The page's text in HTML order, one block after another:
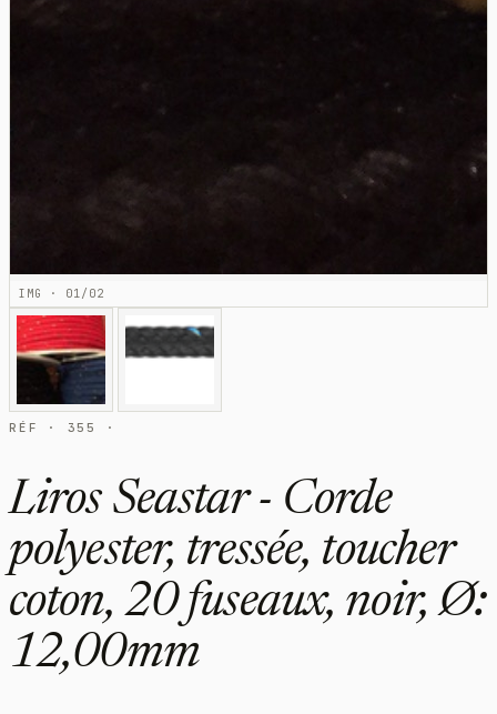
IMG · 01/02
RÉF · 355 ·
Liros Seastar - Corde
polyester, tressée, toucher
coton, 20 fuseaux, noir, Ø:
12,00mm